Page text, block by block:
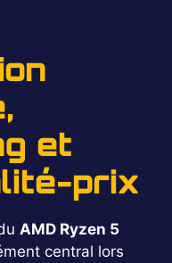
et
prix
AMD Ryzen 5
central lors